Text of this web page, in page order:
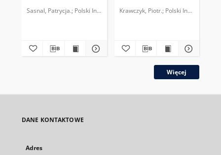
Sasnal, Patrycja. Polski Instytut Spraw Międzynarodowych.
Krawczyk, Piotr. Polski Instytut
Więcej
DANE KONTAKTOWE
Adres